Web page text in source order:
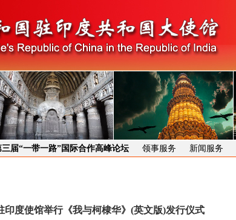
三届“一带一路”国际合作高峰论坛 领事服务 新闻服务
印度使馆举行《我与柯棣华》(英文版)发行仪式